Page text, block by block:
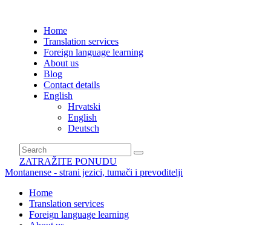
Home
Translation services
Foreign language learning
About us
Blog
Contact details
English
Hrvatski
English
Deutsch
ZATRAŽITE PONUDU
Montanense - strani jezici, tumači i prevoditelji
Home
Translation services
Foreign language learning